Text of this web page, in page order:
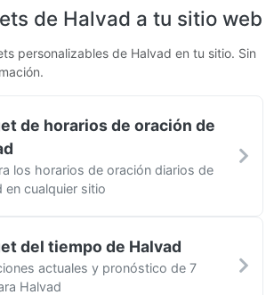
de Halvad a tu sitio web
personalizables de Halvad en tu sitio. Sin
de horarios de oración de
los horarios de oración diarios de
en cualquier sitio
del tiempo de Halvad
actuales y pronóstico de 7
Halvad